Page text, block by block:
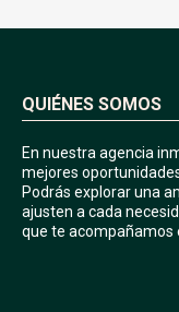
QUIÉNES SOMOS
En nuestra agencia
mejores
Podrás explorar una
ajusten a cada
que te acompañamos